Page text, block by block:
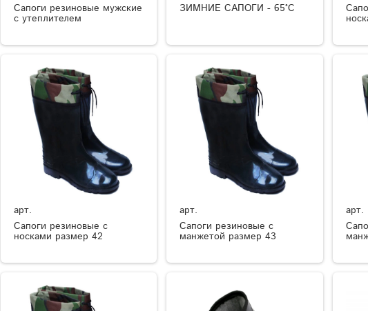
Сапоги резиновые мужские
с утеплителем
ЗИМНИЕ САПОГИ - 65°C
арт.
Сапоги резиновые с
носками размер 42
арт.
Сапоги резиновые с
манжетой размер 43
арт.